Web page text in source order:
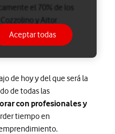
el 70% de los
y Aitor
art13.pdf)
de hoy y del que será la
de todas las
con profesionales y
tiempo en
Aceptar todas